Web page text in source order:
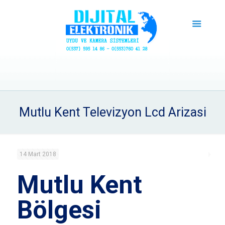
Mutlu Kent Televizyon Lcd Arizasi
14 Mart 2018
Mutlu Kent
Bölgesi